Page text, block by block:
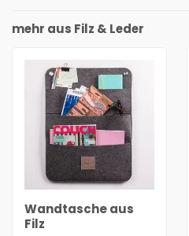
mehr aus Filz & Leder
Wandtasche aus
Filz